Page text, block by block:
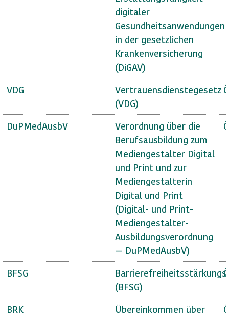
digitaler
Gesundheitsanwendungen
in der gesetzlichen
Krankenversicherung
(DiGAV)
VDG
Vertrauensdienstegesetz
(VDG)
DuPMedAusbV
Verordnung über die
Berufsausbildung zum
Mediengestalter Digital
und Print und zur
Mediengestalterin
Digital und Print
(Digital- und Print-
Mediengestalter-
Ausbildungsverordnung
— DuPMedAusbV)
BFSG
(BFSG)
BRK
Übereinkommen über